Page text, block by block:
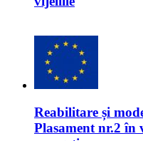
Reabilitare și
Plasament nr.2 în